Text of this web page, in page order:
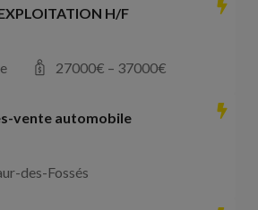
H/F
27000€ – 37000€
vente automobile
des-Fossés